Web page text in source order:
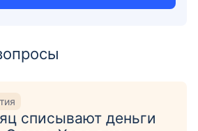
списывают деньги